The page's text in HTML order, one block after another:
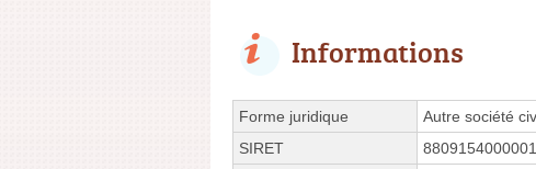
Informations
Forme juridique
Autre société
SIRET